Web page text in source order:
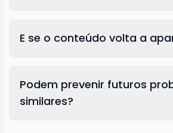
E se o conteúdo volta a
Podem prevenir futuros
similares?